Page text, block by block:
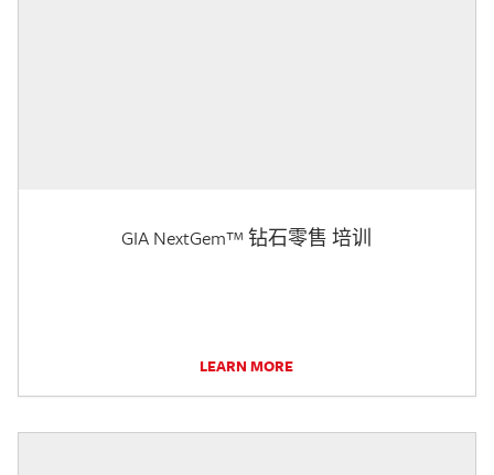
GIA NextGem™ 钻石零售 培训
LEARN MORE